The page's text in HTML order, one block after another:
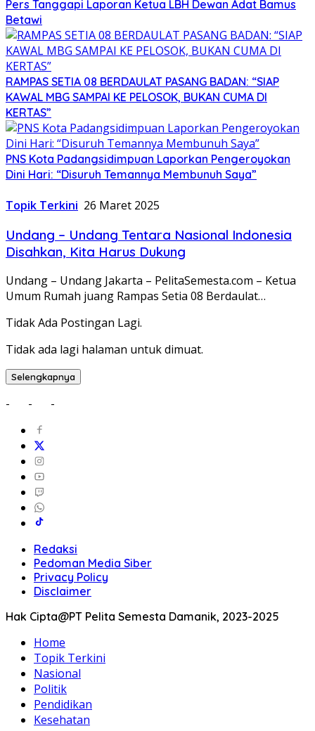
Pers Tanggapi Laporan Ketua LBH Dewan Adat Bamus
Betawi
RAMPAS SETIA 08 BERDAULAT PASANG BADAN: “SIAP
KAWAL MBG SAMPAI KE PELOSOK, BUKAN CUMA DI
KERTAS”
PNS Kota Padangsidimpuan Laporkan Pengeroyokan
Dini Hari: “Disuruh Temannya Membunuh Saya”
Topik Terkini 26 Maret 2025
Undang – Undang Tentara Nasional Indonesia
Disahkan, Kita Harus Dukung
Undang – Undang Jakarta – PelitaSemesta.com – Ketua
Umum Rumah juang Rampas Setia 08 Berdaulat…
Tidak Ada Postingan Lagi.
Tidak ada lagi halaman untuk dimuat.
Selengkapnya
- - -
Redaksi
Pedoman Media Siber
Privacy Policy
Disclaimer
Hak Cipta@PT Pelita Semesta Damanik, 2023-2025
Home
Topik Terkini
Nasional
Politik
Pendidikan
Kesehatan